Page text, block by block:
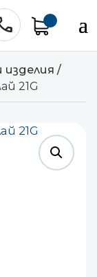
изделия /
21G